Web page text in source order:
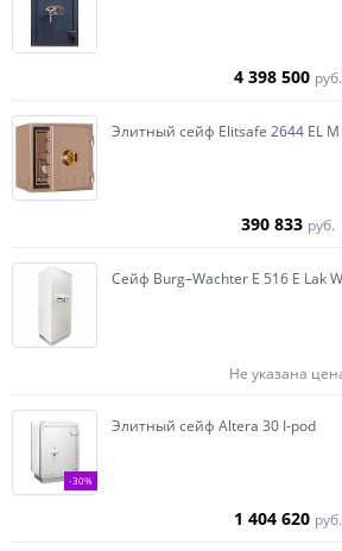
необходимости с
приклад, изготавливаются
по желанию, любая
Изготавливаем карманы
пистолет или бумаги) на
4 398 500 руб.
Элитный сейф Elitsafe 2644 EL M
390 833 руб.
Сейф Burg–Wachter E 516 E Lak
Не указана
-30%
Элитный сейф Altera 30 I-pod
1 404 620 руб.